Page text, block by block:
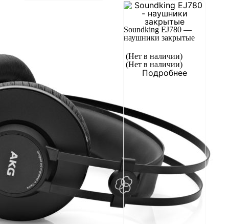
Soundking EJ780 —
наушники закрытые
(Нет в наличии)
(Нет в наличии)
Подробнее